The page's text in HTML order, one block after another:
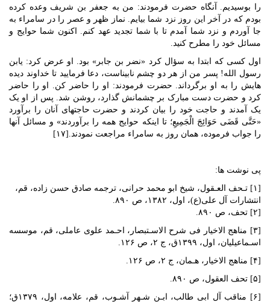
را بوسیدیم. آنگاه حضرت فرمودند: من به جعفر بن شریف وعده کرده
بودم که در آخر این روز نزد شما بیایم. نماز ظهر و عصر را در سامراء به
جا آوردم و نزد شما آمدم تا با شما تجدید عهد کنم. اکنون شما حوایج و
مسائل خود را مطرح کنید.
اول کسی که ابتدا به سؤال کرد «نضر بن جابر» بود. او عرض کرد: یابن
رسول الله! پسر من از هر دو چشم نابیناست، دعا فرمایید تا خداوند دیده
هایش را به او برگرداند. حضرت فرمودند: او را حاضر کن. او را حاضر
کرد و حضرت دست مبارک بر چشمانش گذارد، روشن شد. پس از او یک
یک آمدند و حاجت خود را بیان کردند و حضرت حاجتهای آنان را برآورد
«حَتَّی قَضَی حَوَائِجَ الْجَمِیعِ؛ تا اینکه حوایج همه را برآوردند» و مسائل آنها
را جواب فرموده، همان روز به سامراء مراجعت نمودند.[۱۷]
پی نوشت ها:
[۱] تـحف العـقول، شیخ ابو محمد حرانی‌، ترجمه‌ صادق‌ حسن زاده، قم،
انتشارات آل علی(ع)، اول، ۱۳۸۲، ص ۸۹۰.
[۲] تحف، ص ۸۹۰.
[۳] مناهج الاخیار فی شرح‌ الاسـتبصار، احـمد علوی‌ عاملی‌، قم‌، موسسه
اسـماعیلیان، اول، ۱۳۹۹ق، ج ۲، ص ۱۲۶.
[۴] مناهج الاخیار، هـمان، ج ۲، ص ۱۲۶.
[۵] تحف العقول، ص ۸۹۰.
[۶] مناقب آل ابی طالب، ابـن شـهر آشـوب، قم، علامه‌، اول‌، ۱۳۷۹ق؛